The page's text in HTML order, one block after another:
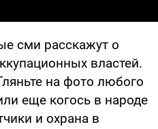
сми расскажут о
властей.
на фото любого
еще когось в народе
и охрана в